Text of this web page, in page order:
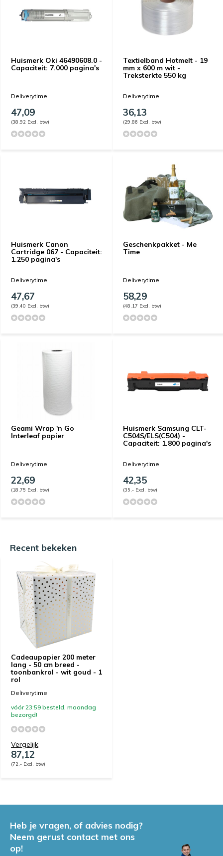
Huismerk Oki 46490608.0 -
Capaciteit: 7.000 pagina's
Deliverytime
47,09
(38,92 Excl. btw)
Textielband Hotmelt - 19
mm x 600 m wit -
Treksterkte 550 kg
Deliverytime
36,13
(29,86 Excl. btw)
Huismerk Canon
Cartridge 067 - Capaciteit:
1.250 pagina's
Deliverytime
47,67
(39,40 Excl. btw)
Geschenkpakket - Me
Time
Deliverytime
58,29
(48,17 Excl. btw)
Geami Wrap 'n Go
Interleaf papier
Deliverytime
22,69
(18,75 Excl. btw)
Huismerk Samsung CLT-
C504S/ELS(C504) -
Capaciteit: 1.800 pagina's
Deliverytime
42,35
(35,- Excl. btw)
Recent bekeken
Cadeaupapier 200 meter
lang - 50 cm breed -
toonbankrol - wit goud - 1
rol
Deliverytime
vóór 23:59 besteld, maandag
bezorgd!
Vergelijk
87,12
(72,- Excl. btw)
Heb je vragen, of advies nodig?
Neem gerust contact met ons
op!